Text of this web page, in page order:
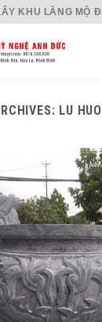
KHU LĂNG MỘ
LU